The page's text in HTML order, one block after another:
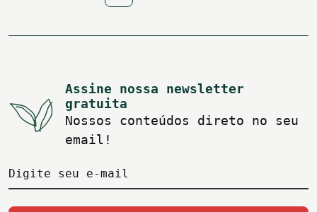
Assine nossa newsletter
gratuita
Nossos conteúdos direto no seu
email!
Digite seu e-mail